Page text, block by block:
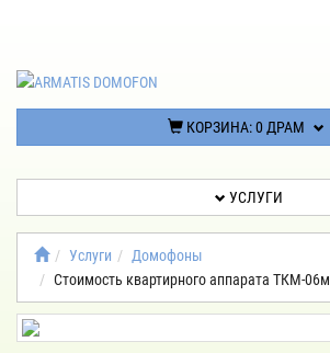
КОРЗИНА:0 ДРАМ
ГЛАВНАЯ
ЛИЧНЫЙ
КАБИНЕТ
КОНТАКТЫ
ПОЛИТИКА
УСЛУГИ
Услуги
Домофоны
Стоимость квартирного аппарата ТКМ-06м